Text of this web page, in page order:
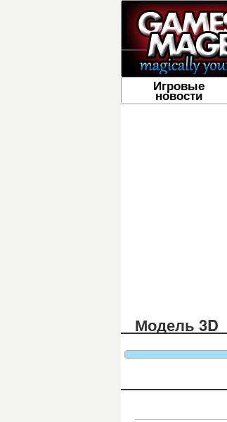
Игровые
новости
Модель 3D